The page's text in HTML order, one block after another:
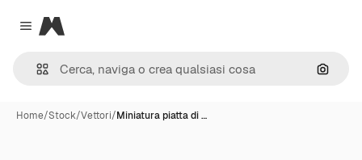
Close menu
Magnific
Cerca
Home/Stock/Vettori/Miniatura piatta di …